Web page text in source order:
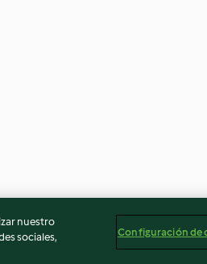
nuestro
sociales,
Configuración de